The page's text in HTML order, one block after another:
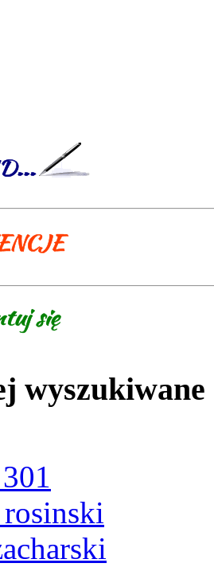
wyszukiwane
rosinski